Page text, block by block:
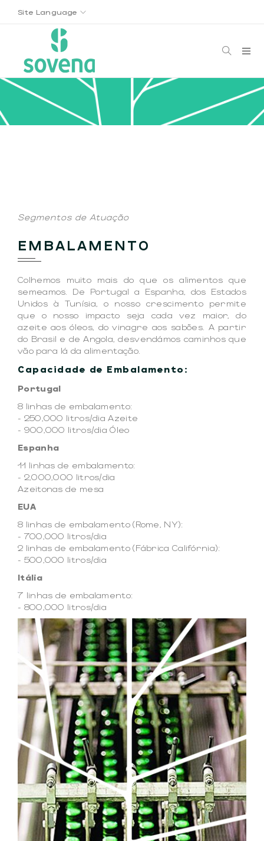
Site Language
Segmentos de Atuação
EMBALAMENTO
Colhemos muito mais do que os alimentos que
semeamos. De Portugal a Espanha, dos Estados
Unidos à Tunísia, o nosso crescimento permite
que o nosso impacto seja cada vez maior, do
azeite aos óleos, do vinagre aos sabões. A partir
do Brasil e de Angola, desvendámos caminhos que
vão para lá da alimentação.
Capacidade de Embalamento:
Portugal
8 linhas de embalamento:
- 250,000 litros/dia Azeite
- 900,000 litros/dia Óleo
Espanha
11 linhas de embalamento:
- 2,000,000 litros/dia
Azeitonas de mesa
EUA
8 linhas de embalamento (Rome, NY):
- 700,000 litros/dia
2 linhas de embalamento (Fábrica Califórnia):
- 500,000 litros/dia
Itália
7 linhas de embalamento:
- 800,000 litros/dia